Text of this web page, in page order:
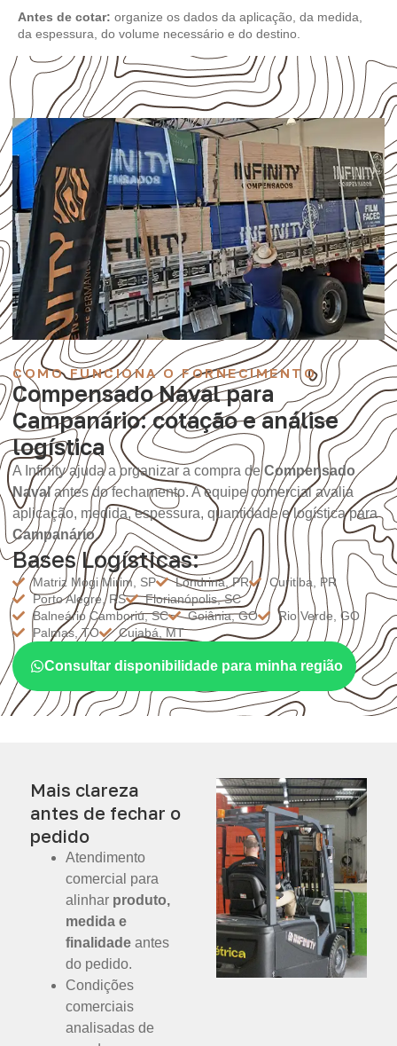
Antes de cotar: organize os dados da aplicação, da medida,
da espessura, do volume necessário e do destino.
COMO FUNCIONA O FORNECIMENTO
Compensado Naval para
Campanário: cotação e análise
logística
A Infinity ajuda a organizar a compra deCompensado
Navalantes do fechamento. A equipe comercial avalia
aplicação, medida, espessura, quantidade e logística para
Campanário.
Bases Logísticas:
Matriz Mogi Mirim, SP Londrina, PR
Curitiba, PR
Porto Alegre, RS
Florianópolis, SC
Balneário Camboriú, SC
Goiânia, GO
Rio Verde, GO
Palmas, TO
Cuiabá, MT
Consultar disponibilidade para minha região
Mais clareza
antes de fechar o
pedido
Atendimento
comercial para
alinhar produto,
medida e
finalidade antes
do pedido.
Condições
comerciais
analisadas de